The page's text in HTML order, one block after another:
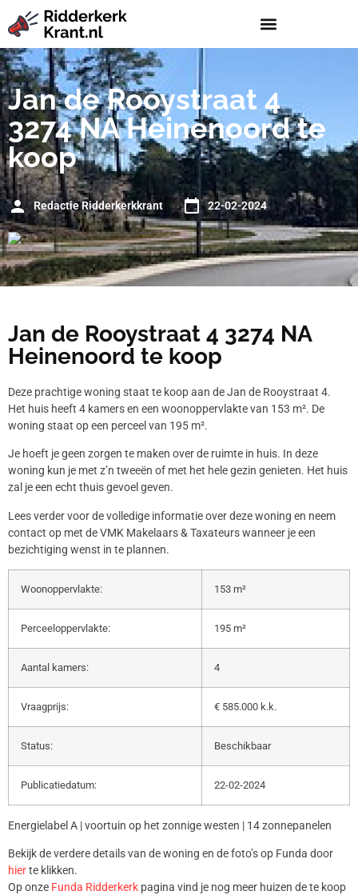
Jan de Rooystraat 4
3274 NA Heinenoord te
koop
Redactie Ridderkerkkrant 22-02-2024
Jan de Rooystraat 4 3274 NA
Heinenoord te koop
Deze prachtige woning staat te koop aan de Jan de Rooystraat 4.
Het huis heeft 4 kamers en een woonoppervlakte van 153 m². De
woning staat op een perceel van 195 m².
Je hoeft je geen zorgen te maken over de ruimte in huis. In deze
woning kun je met z’n tweeën of met het hele gezin genieten. Het huis
zal je een echt thuis gevoel geven.
Lees verder voor de volledige informatie over deze woning en neem
contact op met de VMK Makelaars & Taxateurs wanneer je een
bezichtiging wenst in te plannen.
Woonoppervlakte: 153 m²
Perceeloppervlakte: 195 m²
Aantal kamers: 4
Vraagprijs: € 585.000 k.k.
Status: Beschikbaar
Publicatiedatum: 22-02-2024
Energielabel A | voortuin op het zonnige westen | 14 zonnepanelen
Bekijk de verdere details van de woning en de foto’s op Funda door
hierte klikken.
Op onze Funda Ridderkerk pagina vind je nog meer huizen de te koop